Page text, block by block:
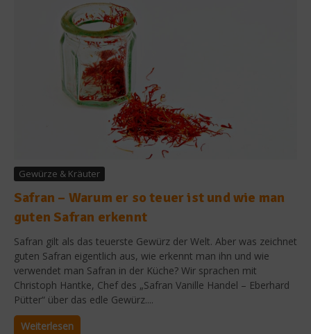
Gewürze & Kräuter
Safran – Warum er so teuer ist und wie man
guten Safran erkennt
Safran gilt als das teuerste Gewürz der Welt. Aber was zeichnet
guten Safran eigentlich aus, wie erkennt man ihn und wie
verwendet man Safran in der Küche? Wir sprachen mit
Christoph Hantke, Chef des „Safran Vanille Handel – Eberhard
Pütter“ über das edle Gewürz....
Weiterlesen